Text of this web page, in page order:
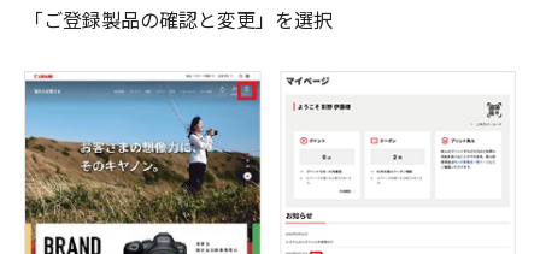
「ご登録製品の確認と変更」を選択